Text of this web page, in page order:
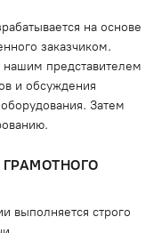
на основе
заказчиком.
нашим представителем
и обсуждения
Затем
выполняется строго